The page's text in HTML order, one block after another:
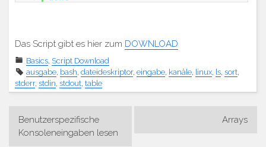
Das Script gibt es hier zum DOWNLOAD
Basics, Script Download
ausgabe, bash, dateideskriptor, eingabe, kanäle, linux, ls, sort,
stderr, stdin, stdout, table
Beitragsnavigation
Benutzerspezifische
Konsoleneingaben lesen
Arrays